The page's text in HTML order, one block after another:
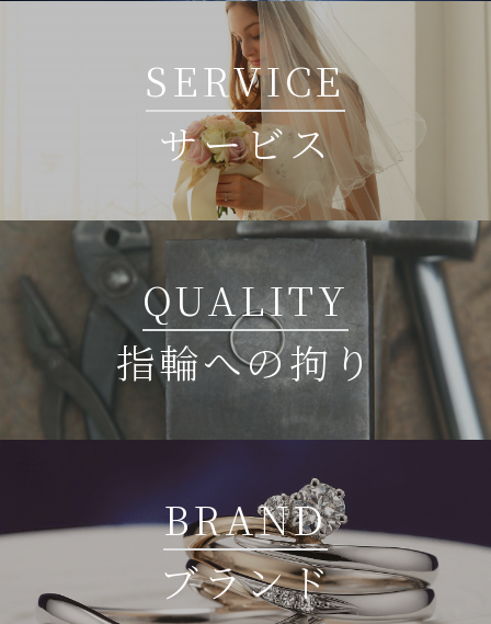
SERVICE
サービス
QUALITY
指輪への拘り
BRAND
ブランド